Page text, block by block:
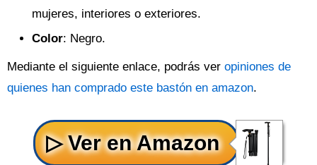
mujeres, interiores o exteriores.
Color: Negro.
Mediante el siguiente enlace, podrás ver opiniones de
quienes han comprado este bastón en amazon.